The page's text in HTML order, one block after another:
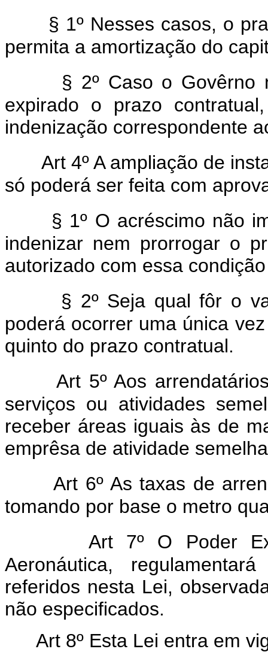
§ 1º Nesses casos, o
permita a amortização do
§ 2º Caso o Govêrno
expirado o prazo
indenização correspondente
Art 4º A ampliação de
só poderá ser feita com
§ 1º O acréscimo não
indenizar nem prorrogar o
autorizado com essa
§ 2º Seja qual fôr o
poderá ocorrer uma única
quinto do prazo contratual.
Art 5º Aos
serviços ou atividades
receber áreas iguais às de
emprêsa de atividade
Art 6º As taxas de
tomando por base o metro
Art 7º O Poder
Aeronáutica,
referidos nesta Lei,
não especificados.
Art 8º Esta Lei entra em